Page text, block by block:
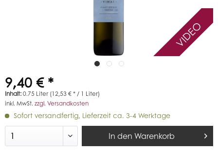
VIDEO
9,40 € *
Inhalt:0.75 Liter (12,53 € * / 1 Liter)
inkl. MwSt. zzgl. Versandkosten
Sofort versandfertig, Lieferzeit ca. 3-4 Werktage
In den Warenkorb